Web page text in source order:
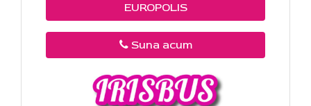
EUROPOLIS
Suna acum